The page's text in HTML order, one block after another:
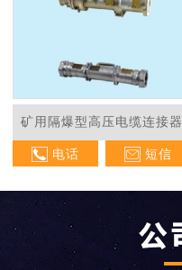
矿用隔爆型高压电缆连接器
电话 短信